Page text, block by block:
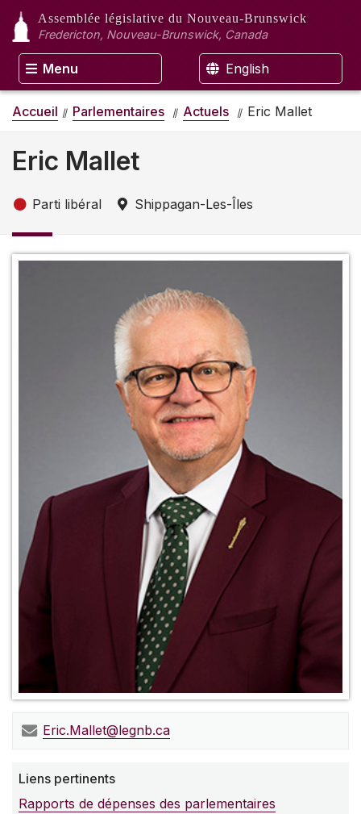
Assemblée législative du Nouveau-Brunswick
Fredericton, Nouveau-Brunswick, Canada
Menu English
Accueil Parlementaires Actuels Eric Mallet
Eric Mallet
Parti libéral Shippagan-Les-Îles
Eric.Mallet@legnb.ca
Liens pertinents
Rapports de dépenses des parlementaires